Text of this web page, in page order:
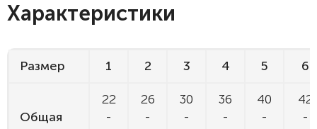
Характеристики
Размер 1 2 3 4 5 6
Общая
22
-
26
-
30
-
36
-
40
-
42
-